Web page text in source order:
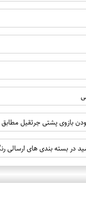
بازوی پشتی جرثقیل
در بسته بندی های ارسالی